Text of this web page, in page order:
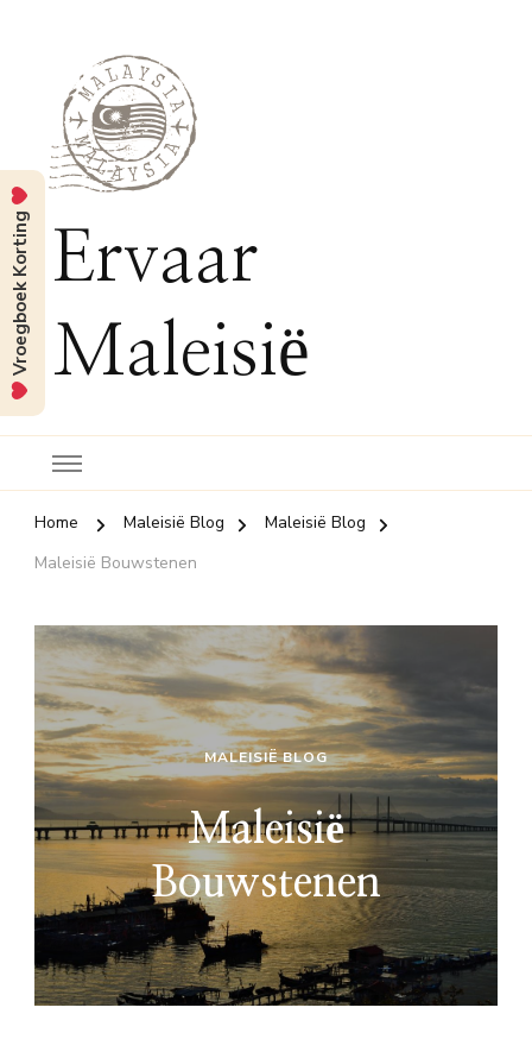
Ervaar
Maleisië
Home Maleisië Blog
Maleisië Blog
Maleisië Bouwstenen
MALEISIË BLOG
Maleisië
Bouwstenen
Vroegboek Korting